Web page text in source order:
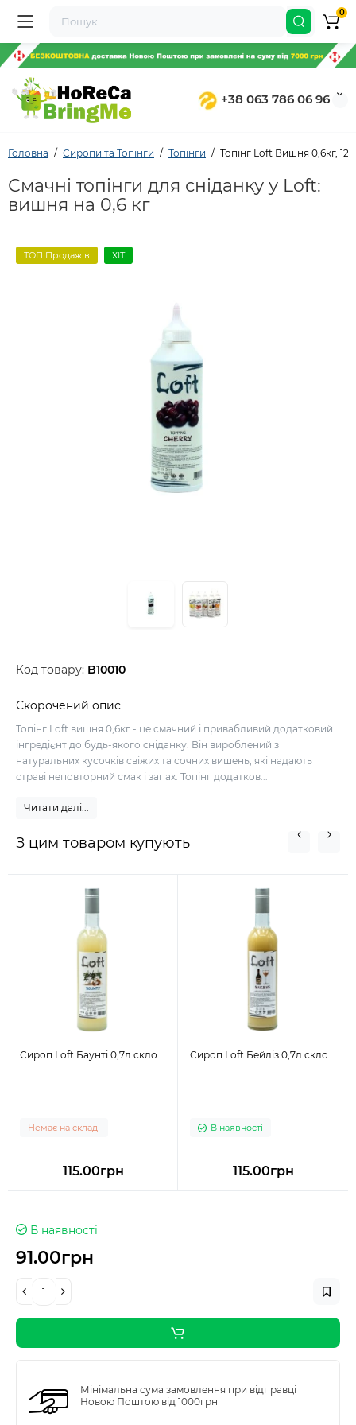
+38 063 786 06 96
0
Головна Сиропи та Топінги Топінги Топінг Loft Вишня 0,6кг,
Смачні топінги для сніданку у Loft:
вишня на 0,6 кг
ТОП Продажів ХІТ
Код товару: B10010
Скорочений опис
Топінг Loft вишня 0,6кг - це смачний і привабливий додатковий
інгредієнт до будь-якого сніданку. Він вироблений з
натуральних кусочків свіжих та сочних вишень, які надають
страві неповторний смак і запах. Топінг додатков...
Читати далі...
З цим товаром купують
Сироп Loft Баунті 0,7л скло
Немає на складі
115.00грн
Сироп Loft Бейліз 0,7л скло
В наявності
115.00грн
В наявності
91.00грн
Мінімальна сума замовлення при відправці
Новою Поштою від 1000грн